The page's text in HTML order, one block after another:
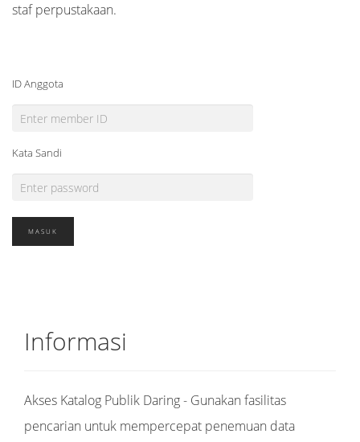
staf perpustakaan.
ID Anggota
Kata Sandi
Informasi
Akses Katalog Publik Daring - Gunakan fasilitas
pencarian untuk mempercepat penemuan data